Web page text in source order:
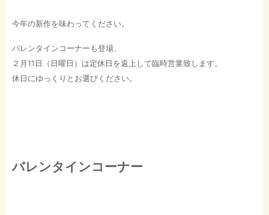
今年の新作を味わってください。
バレンタインコーナーも登場、
２月11日（日曜日）は定休日を返上して臨時営業致します。
休日にゆっくりとお選びください。
バレンタインコーナー